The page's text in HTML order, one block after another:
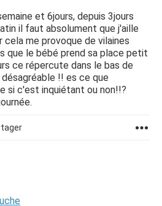
et 6jours, depuis 3jours
il faut absolument que j'aille
cela me provoque de vilaines
que le bébé prend sa place petit
ce répercute dans le bas de
!! es ce que
si c'est inquiétant ou non!!?